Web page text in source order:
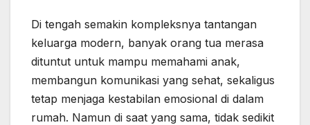
Di tengah semakin kompleksnya tantangan
keluarga modern, banyak orang tua merasa
dituntut untuk mampu memahami anak,
membangun komunikasi yang sehat, sekaligus
tetap menjaga kestabilan emosional di dalam
rumah. Namun di saat yang sama, tidak sedikit